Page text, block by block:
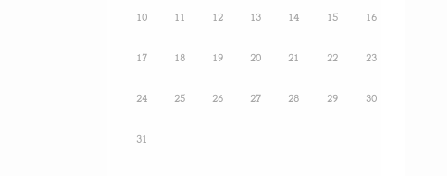
10 11 12 13 14 15 16
17 18 19 20 21 22 23
24 25 26 27 28 29 30
31